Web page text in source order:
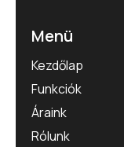
Menü
Kezdőlap
Funkciók
Áraink
Rólunk